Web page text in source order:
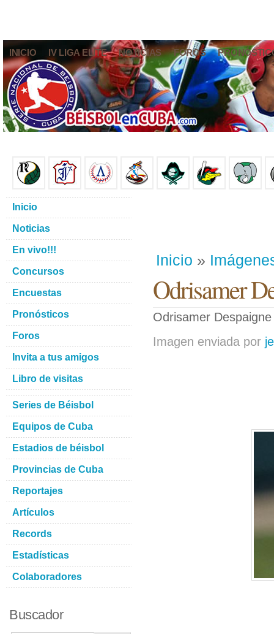
INICIO IV LIGA ELITE NOTICIAS FOROS
Inicio »
Odrisamer
Odrisamer
Imagen enviada por
Inicio
Noticias
En vivo!!!
Concursos
Encuestas
Pronósticos
Foros
Invita a tus amigos
Libro de visitas
Series de Béisbol
Equipos de Cuba
Estadios de béisbol
Provincias de Cuba
Reportajes
Artículos
Records
Estadísticas
Colaboradores
Buscador